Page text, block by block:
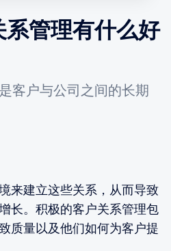
管理有什么好
客户与公司之间的长期
来建立这些关系，从而导致
长。积极的客户关系管理包
质量以及他们如何为客户提